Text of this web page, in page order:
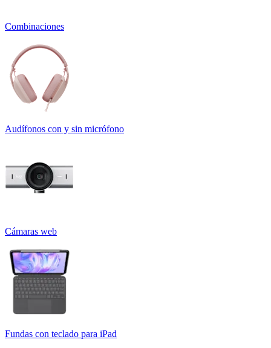
Combinaciones
Audífonos con y sin micrófono
Cámaras web
Fundas con teclado para iPad